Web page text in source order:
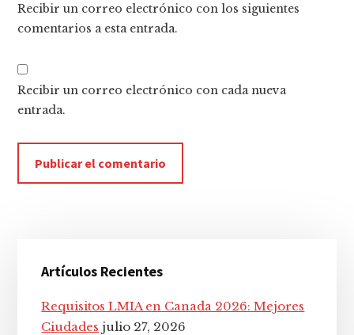
Recibir un correo electrónico con los siguientes
comentarios a esta entrada.
Recibir un correo electrónico con cada nueva
entrada.
lateral
principal
Artículos Recientes
Requisitos LMIA en Canada 2026: Mejores
Ciudades julio 27, 2026